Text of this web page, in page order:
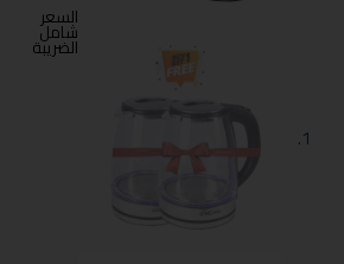
السعر
شامل
الضريبة